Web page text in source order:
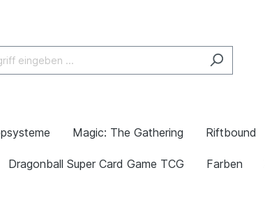
Magic: The Gathering Riftbound
Dragonball Super Card Game TCG Farben